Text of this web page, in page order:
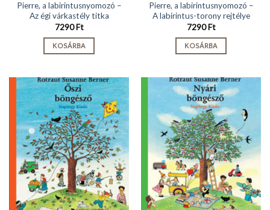
Pierre, a labirintusnyomozó –
Az égi várkastély titka
7290Ft
KOSÁRBA
Pierre, a labirintusnyomozó –
A labirintus-torony rejtélye
7290Ft
KOSÁRBA